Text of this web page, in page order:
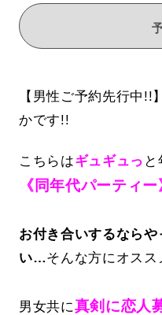
【男性ご予約先行中!!
かです!!
こちらはギュギュっ
《同年代パーティー
お付き合いするなら
い…そんな方にオスス
男女共に真剣に恋人